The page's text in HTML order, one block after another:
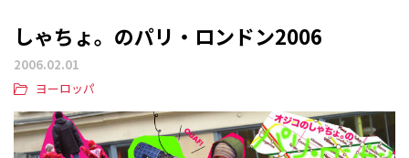
しゃちょ。のパリ・ロンドン2006
2006.02.01
ヨーロッパ